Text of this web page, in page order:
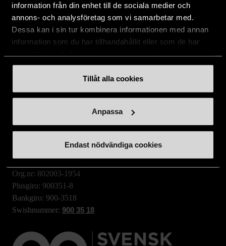
information från din enhet till de sociala medier och
annons- och analysföretag som vi samarbetar med.
Dessa kan i sin tur kombinera informationen med annan
information som du har tillhandahållit eller som de har
Tillåt alla cookies
Anpassa
Endast nödvändiga cookies
Stockholms Stadsmission
Huvudkontor:
Hesselmans Torg 14
131 54 Nacka
info[at]stadsmissionen.se(info[at]stadsmissionen[dot]se)
Box 35
131 06 NACKA
Org.nr: 802003-1954
Plusgiro: 900351-8
Bankgiro: 900-3518
Swishnummer: 900 35 18